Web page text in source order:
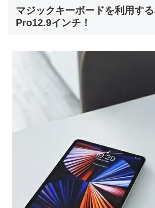
マジックキーボードを利用す
Pro12.9インチ！